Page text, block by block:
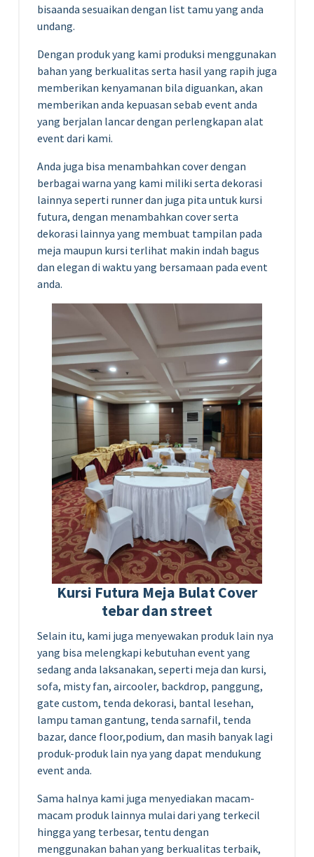
bisaanda sesuaikan dengan list tamu yang anda
undang.
Dengan produk yang kami produksi menggunakan
bahan yang berkualitas serta hasil yang rapih juga
memberikan kenyamanan bila diguankan, akan
memberikan anda kepuasan sebab event anda
yang berjalan lancar dengan perlengkapan alat
event dari kami.
Anda juga bisa menambahkan cover dengan
berbagai warna yang kami miliki serta dekorasi
lainnya seperti runner dan juga pita untuk kursi
futura, dengan menambahkan cover serta
dekorasi lainnya yang membuat tampilan pada
meja maupun kursi terlihat makin indah bagus
dan elegan di waktu yang bersamaan pada event
anda.
Kursi Futura Meja Bulat Cover
tebar dan street
Selain itu, kami juga menyewakan produk lain nya
yang bisa melengkapi kebutuhan event yang
sedang anda laksanakan, seperti meja dan kursi,
sofa, misty fan, aircooler, backdrop, panggung,
gate custom, tenda dekorasi, bantal lesehan,
lampu taman gantung, tenda sarnafil, tenda
bazar, dance floor,podium, dan masih banyak lagi
produk-produk lain nya yang dapat mendukung
event anda.
Sama halnya kami juga menyediakan macam-
macam produk lainnya mulai dari yang terkecil
hingga yang terbesar, tentu dengan
menggunakan bahan yang berkualitas terbaik,